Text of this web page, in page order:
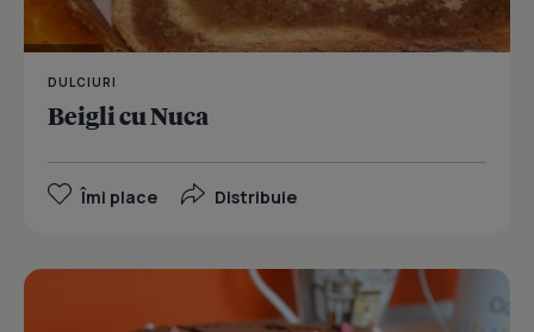
DULCIURI
Beigli cu Nuca
Îmi place Distribuie